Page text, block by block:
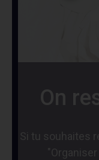
On
Si tu souhaites